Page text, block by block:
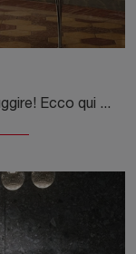
Un Lighting Design da non lasciarti sfuggire! Ecco qui la lampada a sospensione Luce Cilindrica di Flos.